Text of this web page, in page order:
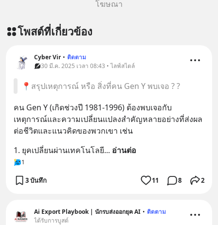
โฆษณา
โพสต์ที่เกี่ยวข้อง
Cyber Vir • ติดตาม
30 มี.ค. 2025 เวลา 08:43 • ไลฟ์สไตล์
📍สรุปเหตุการณ์ หรือ สิ่งที่คน Gen Y พบเจอ ? ?
คน Gen Y (เกิดช่วงปี 1981-1996) ต้องพบเจอกับ
เหตุการณ์และความเปลี่ยนแปลงสำคัญหลายอย่างที่ส่งผล
ต่อชีวิตและแนวคิดของพวกเขา เช่น
1. ยุคเปลี่ยนผ่านเทคโนโลยี... อ่านต่อ
1
3 บันทึก 11 8 2
Ai Export Playbook | นักรบส่งออกยุค AI • ติดตาม
ได้รับการบูสต์